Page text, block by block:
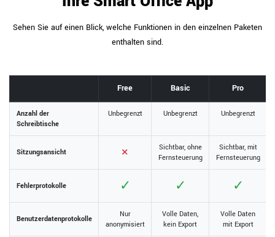
Sehen Sie auf einen Blick, welche Funktionen in den einzelnen Paketen
enthalten sind.
Free Basic Pro
Anzahl der
Schreibtische
Unbegrenzt Unbegrenzt Unbegrenzt
Sitzungsansicht ×
Sichtbar, ohne
Fernsteuerung
Sichtbar, mit
Fernsteuerung
Fehlerprotokolle ✓ ✓ ✓
Benutzerdatenprotokolle
Nur
anonymisiert
Volle Daten,
kein Export
Volle Daten
mit Export